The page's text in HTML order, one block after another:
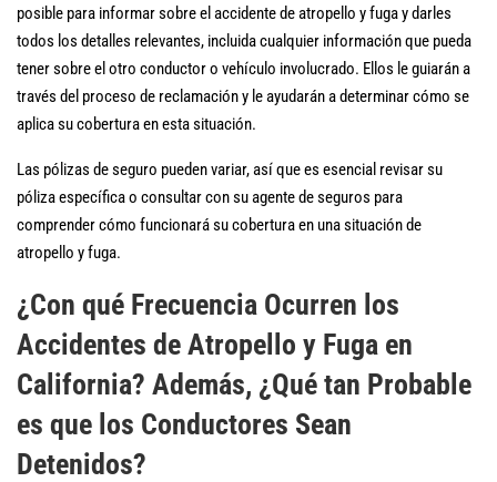
posible para informar sobre el accidente de atropello y fuga y darles
todos los detalles relevantes, incluida cualquier información que pueda
tener sobre el otro conductor o vehículo involucrado. Ellos le guiarán a
través del proceso de reclamación y le ayudarán a determinar cómo se
aplica su cobertura en esta situación.
Las pólizas de seguro pueden variar, así que es esencial revisar su
póliza específica o consultar con su agente de seguros para
comprender cómo funcionará su cobertura en una situación de
atropello y fuga.
¿Con qué Frecuencia Ocurren los
Accidentes de Atropello y Fuga en
California? Además, ¿Qué tan Probable
es que los Conductores Sean
Detenidos?